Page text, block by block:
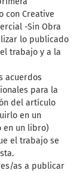
con Creative
-Sin Obra
lo publicado
trabajo y a la
acuerdos
para la
del artículo
en un
en un libro)
el trabajo se
as a publicar